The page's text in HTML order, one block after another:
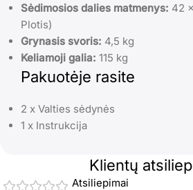
Sėdimosios dalies matmenys: 42
Plotis)
Grynasis svoris: 4,5 kg
Keliamoji galia: 115 kg
Pakuotėje rasite
2 x Valties sėdynės
1 x Instrukcija
Klientų
Atsiliepimai